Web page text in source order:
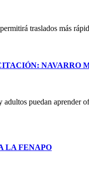
traslados más
NAVARRO
puedan
LA FENAPO